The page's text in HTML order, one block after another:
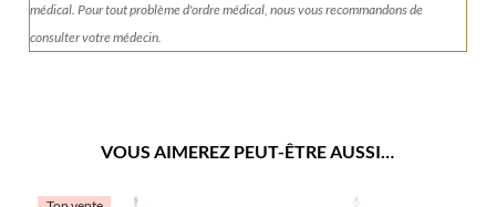
médical. Pour tout problème d'ordre médical, nous vous recommandons de
consulter votre médecin.
VOUS AIMEREZ PEUT-ÊTRE AUSSI…